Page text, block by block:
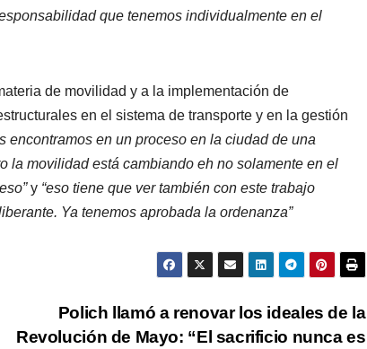
que tenemos individualmente en el
de movilidad y a la implementación de
en el sistema de transporte y en la gestión
encontramos en un proceso en la ciudad de una
la movilidad está cambiando eh no solamente en el
y “eso tiene que ver también con este trabajo
Ya tenemos aprobada la ordenanza”
Polich llamó a renovar los ideales de la
Revolución de Mayo: “El sacrificio nunca es